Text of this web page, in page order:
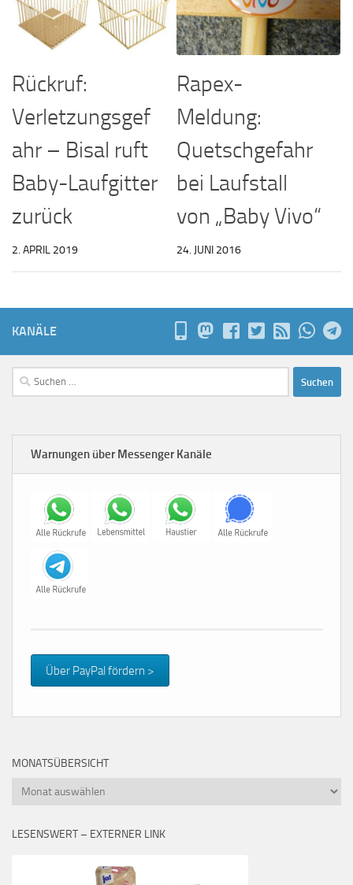
Rückruf:
Verletzungsgef
ahr – Bisal ruft
Baby-Laufgitter
zurück
2. APRIL 2019
Rapex-
Meldung:
Quetschgefahr
bei Laufstall
von „Baby Vivo“
24. JUNI 2016
KANÄLE
Suchen
nach:
Warnungen über Messenger Kanäle
Über PayPal fördern >
MONATSÜBERSICHT
Monatsübersicht
LESENSWERT – EXTERNER LINK